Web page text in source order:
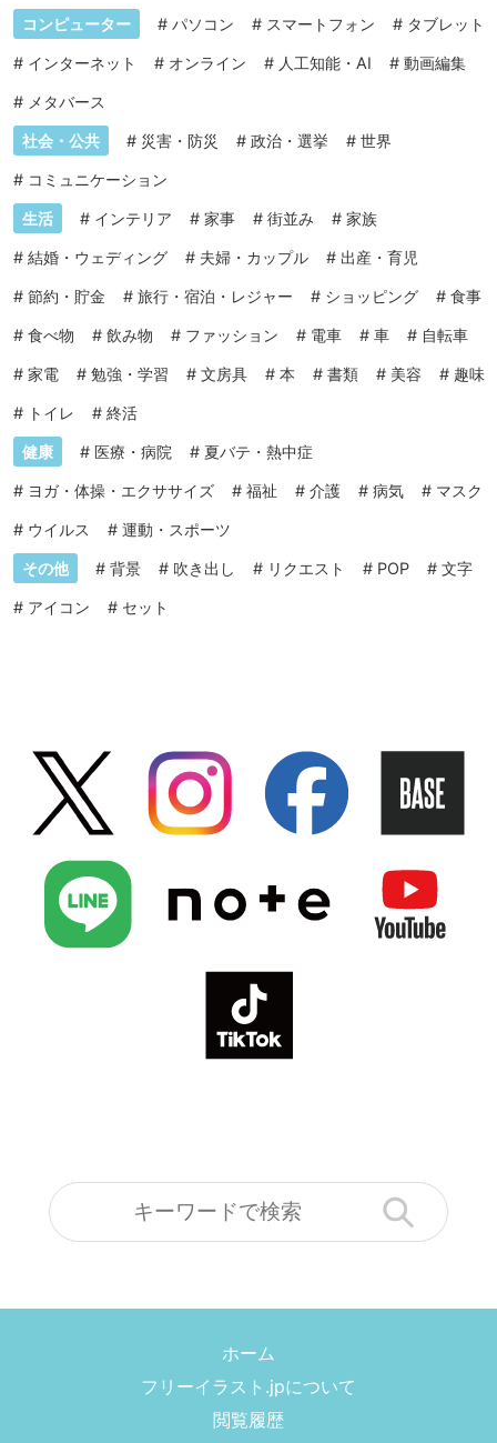
コンピューター # パソコン # スマートフォン # タブレット
# インターネット # オンライン # 人工知能・AI # 動画編集
# メタバース
社会・公共 # 災害・防災 # 政治・選挙 # 世界
# コミュニケーション
生活 # インテリア # 家事 # 街並み # 家族
# 結婚・ウェディング # 夫婦・カップル # 出産・育児
# 節約・貯金 # 旅行・宿泊・レジャー # ショッピング # 食事
# 食べ物 # 飲み物 # ファッション # 電車 # 車 # 自転車
# 家電 # 勉強・学習 # 文房具 # 本 # 書類 # 美容 # 趣味
# トイレ # 終活
健康 # 医療・病院 # 夏バテ・熱中症
# ヨガ・体操・エクササイズ # 福祉 # 介護 # 病気 # マスク
# ウイルス # 運動・スポーツ
その他 # 背景 # 吹き出し # リクエスト # POP # 文字
# アイコン # セット
ホーム
フリーイラスト.jpについて
閲覧履歴